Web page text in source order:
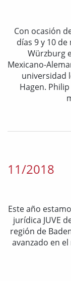
Con ocasión
días 9 y 10
Würzburg
Mexicano-
universidad
Hagen.
11/2018
Este año
jurídica JUVE
región de
avanzado en